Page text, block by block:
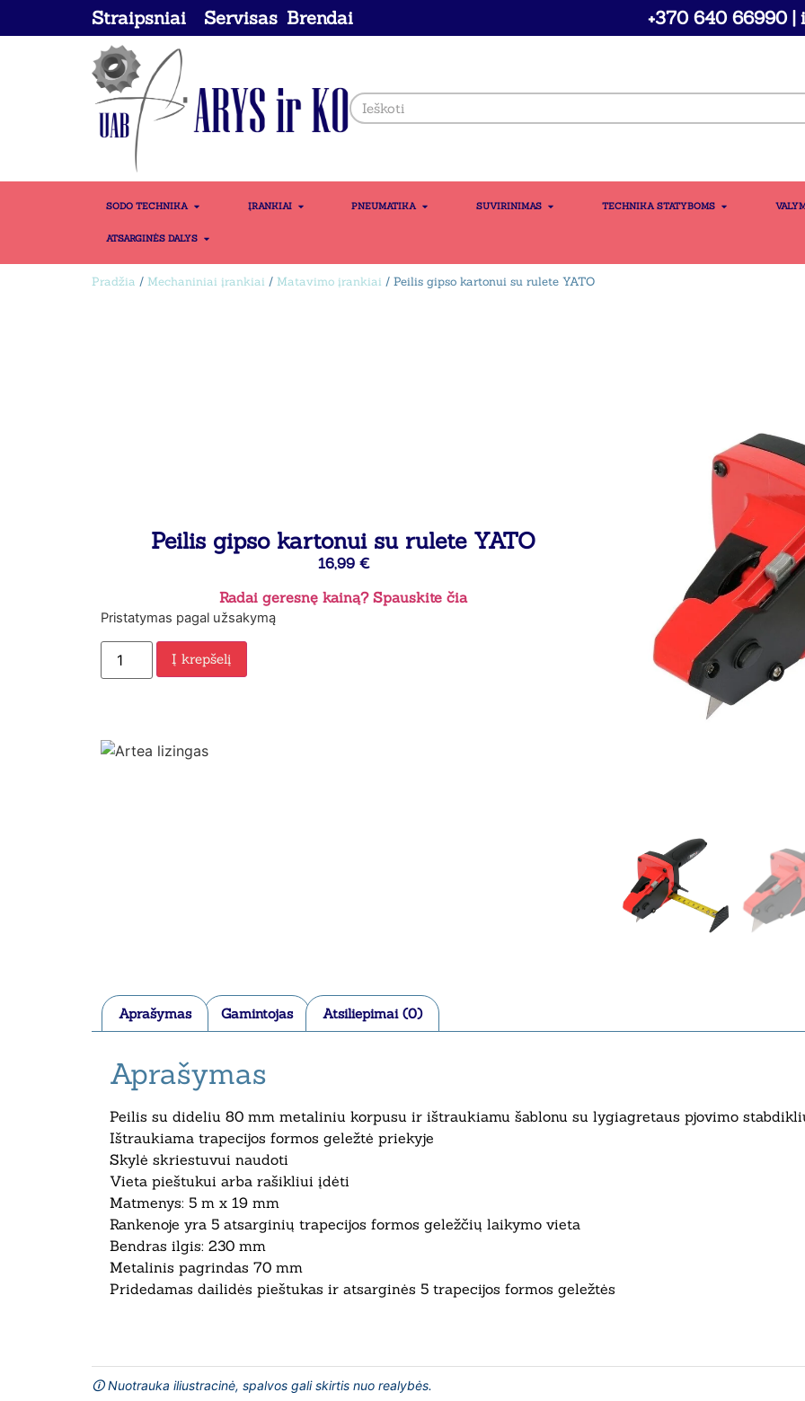
Straipsniai Servisas Brendai +370 640 66990 |
SODO TECHNIKA ĮRANKIAI PNEUMATIKA SUVIRINIMAS TECHNIKA STATYBOMS
ATSARGINĖS DALYS
Pradžia / Mechaniniai įrankiai / Matavimo įrankiai / Peilis gipso kartonui su rulete YATO
Peilis gipso kartonui su rulete YATO
16,99 €
Radai geresnę kainą? Spauskite čia
Pristatymas pagal užsakymą
Į krepšelį
Aprašymas Gamintojas Atsiliepimai (0)
Aprašymas
Peilis su dideliu 80 mm metaliniu korpusu ir ištraukiamu šablonu su lygiagretaus pjovimo
Ištraukiama trapecijos formos geležtė priekyje
Skylė skriestuvui naudoti
Vieta pieštukui arba rašikliui įdėti
Matmenys: 5 m x 19 mm
Rankenoje yra 5 atsarginių trapecijos formos geležčių laikymo vieta
Bendras ilgis: 230 mm
Metalinis pagrindas 70 mm
Pridedamas dailidės pieštukas ir atsarginės 5 trapecijos formos geležtės
🛈 Nuotrauka iliustracinė, spalvos gali skirtis nuo realybės.